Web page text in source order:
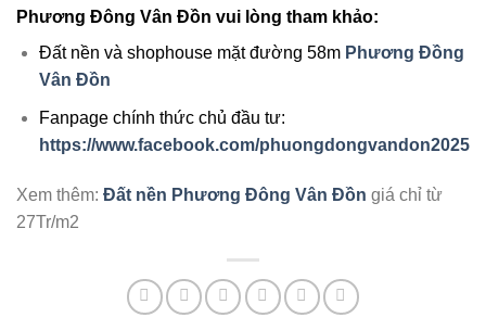
Phương Đông Vân Đồn vui lòng tham khảo:
Đất nền và shophouse mặt đường 58m Phương Đồng
Vân Đồn
Fanpage chính thức chủ đầu tư:
https://www.facebook.com/phuongdongvandon2025
Xem thêm: Đất nền Phương Đông Vân Đồn giá chỉ từ
27Tr/m2